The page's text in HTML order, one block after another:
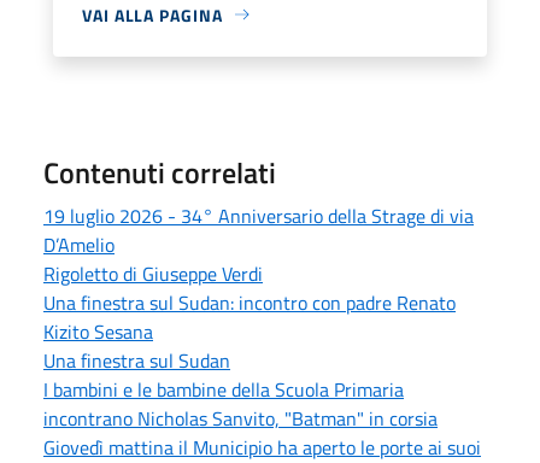
VAI ALLA PAGINA
Contenuti correlati
19 luglio 2026 - 34° Anniversario della Strage di via
D’Amelio
Rigoletto di Giuseppe Verdi
Una finestra sul Sudan: incontro con padre Renato
Kizito Sesana
Una finestra sul Sudan
I bambini e le bambine della Scuola Primaria
incontrano Nicholas Sanvito, "Batman" in corsia
Giovedì mattina il Municipio ha aperto le porte ai suoi